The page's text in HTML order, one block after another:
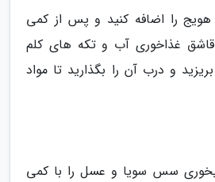
را اضافه کنید و پس از کمی
تفت دادن با سیر، 2 قاشق غذاخوری آب و تکه های کلم
و درب آن را بگذارید تا مواد
قاشق چایخوری سس سویا و عسل را با کمی